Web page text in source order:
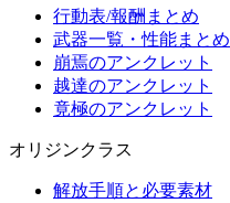
行動表/報酬まとめ
武器一覧・性能まとめ
崩焉のアンクレット
越達のアンクレット
竟極のアンクレット
オリジンクラス
解放手順と必要素材